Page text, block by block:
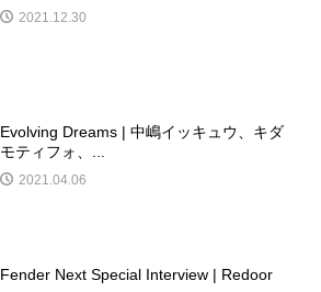
2021.12.30
Evolving Dreams | 中嶋イッキュウ、キダ
モティフォ、...
2021.04.06
Fender Next Special Interview | Redoor